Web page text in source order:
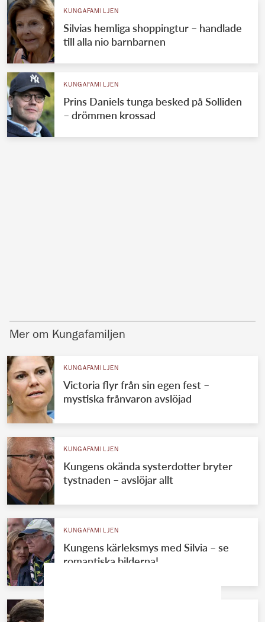
KUNGAFAMILJEN
Silvias hemliga shoppingtur – handlade
till alla nio barnbarnen
KUNGAFAMILJEN
Prins Daniels tunga besked på Solliden
– drömmen krossad
Mer om Kungafamiljen
KUNGAFAMILJEN
Victoria flyr från sin egen fest –
mystiska frånvaron avslöjad
KUNGAFAMILJEN
Kungens okända systerdotter bryter
tystnaden – avslöjar allt
KUNGAFAMILJEN
Kungens kärleksmys med Silvia – se
romantiska bilderna!